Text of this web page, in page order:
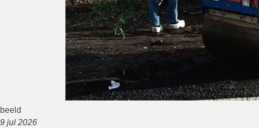
beeld
9 jul 2026